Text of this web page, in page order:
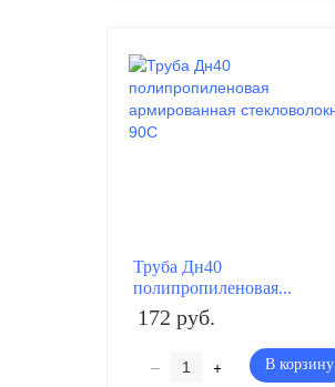
Труба Дн40
полипропиленовая...
172 руб.
– + В корзину